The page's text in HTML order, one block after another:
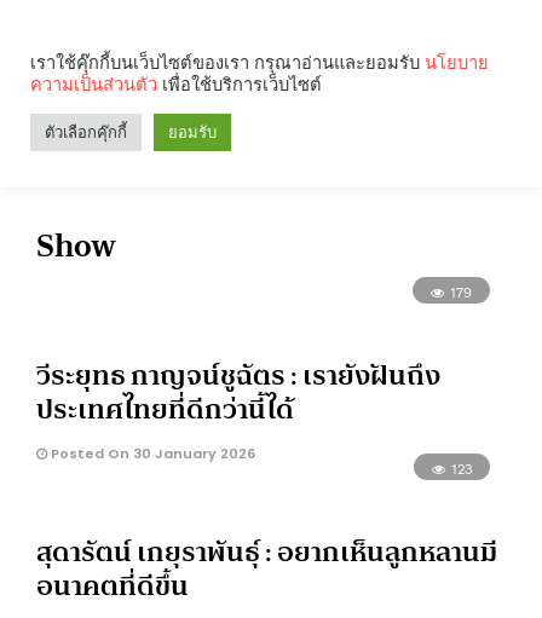
Search
Show
179
วีระยุทธ กาญจน์ชูฉัตร : เรายังฝันถึง
ประเทศไทยที่ดีกว่านี้ได้
Posted On 30 January 2026
123
สุดารัตน์ เกยุราพันธุ์ : อยากเห็นลูกหลานมี
อนาคตที่ดีขึ้น
เราใช้คุ๊กกี้บนเว็บไซต์ของเรา กรุณาอ่านและยอมรับ นโยบาย
ความเป็นส่วนตัว เพื่อใช้บริการเว็บไซต์
ตัวเลือกคุ๊กกี้ ยอมรับ